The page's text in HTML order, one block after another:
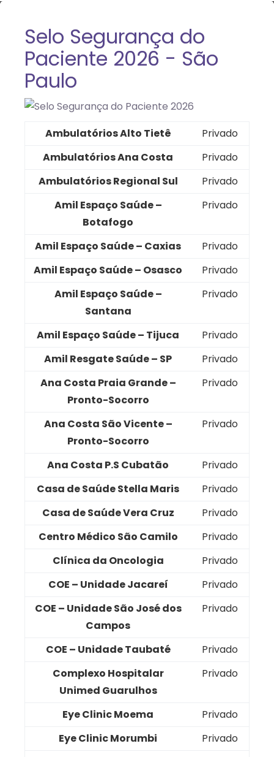
Selo Segurança do
Paciente 2026 - São
Paulo
Ambulatórios Alto Tietê
Privado
Ambulatórios Ana Costa
Privado
Ambulatórios Regional Sul
Privado
Amil Espaço Saúde –
Botafogo
Privado
Amil Espaço Saúde – Caxias
Privado
Amil Espaço Saúde – Osasco
Privado
Amil Espaço Saúde –
Santana
Privado
Amil Espaço Saúde – Tijuca
Privado
Amil Resgate Saúde – SP
Privado
Ana Costa Praia Grande –
Pronto-Socorro
Privado
Ana Costa São Vicente –
Pronto-Socorro
Privado
Ana Costa P.S Cubatão
Privado
Casa de Saúde Stella Maris
Privado
Casa de Saúde Vera Cruz
Privado
Centro Médico São Camilo
Privado
Clínica da Oncologia
Privado
COE – Unidade Jacareí
Privado
COE – Unidade São José dos
Campos
Privado
COE – Unidade Taubaté
Privado
Complexo Hospitalar
Unimed Guarulhos
Privado
Eye Clinic Moema
Privado
Eye Clinic Morumbi
Privado